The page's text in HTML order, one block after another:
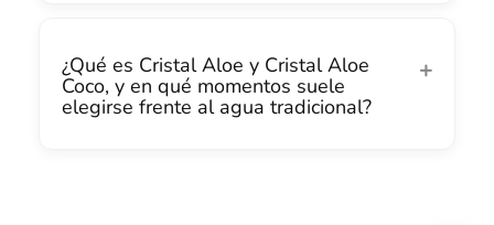
¿Qué es Cristal Aloe y Cristal Aloe
Coco, y en qué momentos suele
elegirse frente al agua tradicional?